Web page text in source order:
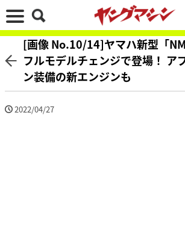
[画像 No.10/14]ヤマハ新型「
フルモデルチェンジで登場！ ア
ン装備の新エンジンも
2022/04/27